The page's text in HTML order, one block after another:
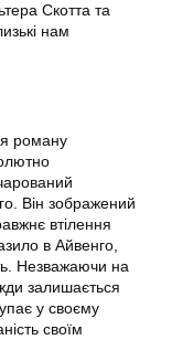
Скотта та
нам
роману
Він зображений
втілення
в Айвенго,
Незважаючи на
залишається
у своєму
своїм